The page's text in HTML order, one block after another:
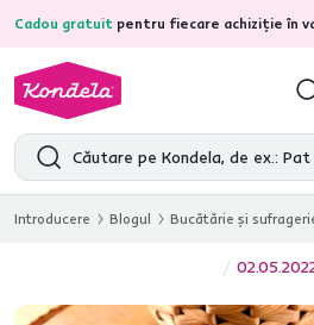
Cadou gratuit pentru fiecare achiziție în
4,7 31.285recenzii de
Introducere Blogul Bucătărie și